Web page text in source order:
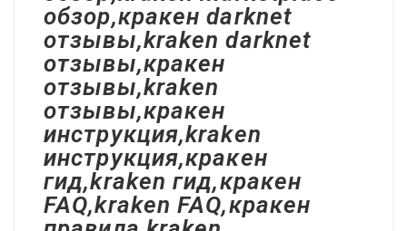
обзор,кракен darknet
отзывы,kraken darknet
отзывы,кракен
отзывы,kraken
отзывы,кракен
инструкция,kraken
инструкция,кракен
гид,kraken гид,кракен
FAQ,kraken FAQ,кракен